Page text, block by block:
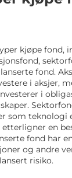
kjøpe fond,
fond.
i aksjer,
i
som teknologi
etterligner en
fond har
og andre
risiko.